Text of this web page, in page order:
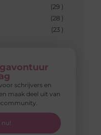
(29 )
(28 )
(23 )
schrijvers en
maak deel uit van
nu!